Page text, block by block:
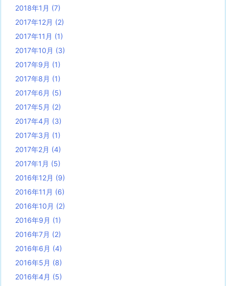
2018年1月 (7)
2017年12月 (2)
2017年11月 (1)
2017年10月 (3)
2017年9月 (1)
2017年8月 (1)
2017年6月 (5)
2017年5月 (2)
2017年4月 (3)
2017年3月 (1)
2017年2月 (4)
2017年1月 (5)
2016年12月 (9)
2016年11月 (6)
2016年10月 (2)
2016年9月 (1)
2016年7月 (2)
2016年6月 (4)
2016年5月 (8)
2016年4月 (5)